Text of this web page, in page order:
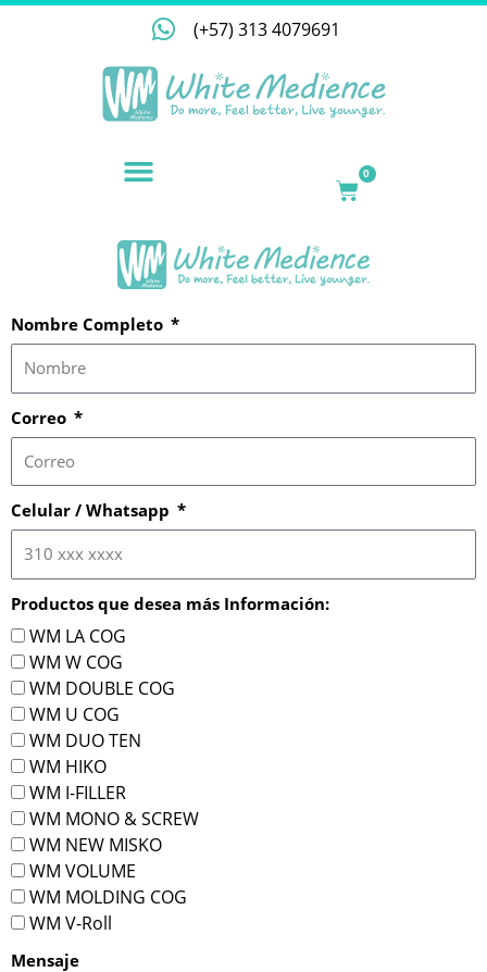
Ir
(+57) 313 4079691
0
CART
Nombre Completo
Correo
Celular / Whatsapp
Productos que desea más Información:
WM LA COG
WM W COG
WM DOUBLE COG
WM U COG
WM DUO TEN
WM HIKO
WM I-FILLER
WM MONO & SCREW
WM NEW MISKO
WM VOLUME
WM MOLDING COG
WM V-Roll
Mensaje